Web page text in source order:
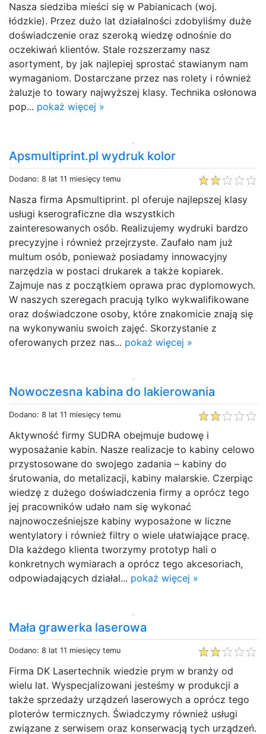
Nasza siedziba mieści się w Pabianicach (woj.
łódzkie). Przez dużo lat działalności zdobyliśmy duże
doświadczenie oraz szeroką wiedzę odnośnie do
oczekiwań klientów. Stale rozszerzamy nasz
asortyment, by jak najlepiej sprostać stawianym nam
wymaganiom. Dostarczane przez nas rolety i również
żaluzje to towary najwyższej klasy. Technika osłonowa
pop... pokaż więcej »
Apsmultiprint.pl wydruk kolor
Dodano: 8 lat 11 miesięcy temu
Nasza firma Apsmultiprint. pl oferuje najlepszej klasy
usługi kserograficzne dla wszystkich
zainteresowanych osób. Realizujemy wydruki bardzo
precyzyjne i również przejrzyste. Zaufało nam już
multum osób, ponieważ posiadamy innowacyjny
narzędzia w postaci drukarek a także kopiarek.
Zajmuje nas z początkiem oprawa prac dyplomowych.
W naszych szeregach pracują tylko wykwalifikowane
oraz doświadczone osoby, które znakomicie znają się
na wykonywaniu swoich zajęć. Skorzystanie z
oferowanych przez nas... pokaż więcej »
Nowoczesna kabina do lakierowania
Dodano: 8 lat 11 miesięcy temu
Aktywność firmy SUDRA obejmuje budowę i
wyposażanie kabin. Nasze realizacje to kabiny celowo
przystosowane do swojego zadania – kabiny do
śrutowania, do metalizacji, kabiny malarskie. Czerpiąc
wiedzę z dużego doświadczenia firmy a oprócz tego
jej pracowników udało nam się wykonać
najnowocześniejsze kabiny wyposażone w liczne
wentylatory i również filtry o wiele ułatwiające pracę.
Dla każdego klienta tworzymy prototyp hali o
konkretnych wymiarach a oprócz tego akcesoriach,
odpowiadających działal... pokaż więcej »
Mała grawerka laserowa
Dodano: 8 lat 11 miesięcy temu
Firma DK Lasertechnik wiedzie prym w branży od
wielu lat. Wyspecjalizowani jesteśmy w produkcji a
także sprzedaży urządzeń laserowych a oprócz tego
ploterów termicznych. Świadczymy również usługi
związane z serwisem oraz konserwacją tych urządzeń.